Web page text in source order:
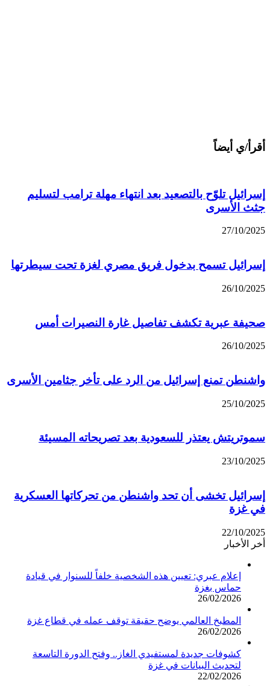
أقرأ/ي أيضاً
إسرائيل تلوّح بالتصعيد بعد انتهاء مهلة ترامب لتسليم
جثث الأسرى
27/10/2025
إسرائيل تسمح بدخول فريق مصري لغزة تحت سيطرتها
26/10/2025
صحيفة عبرية تكشف تفاصيل غارة النصيرات أمس
26/10/2025
واشنطن تمنع إسرائيل من الرد على تأخر جثامين الأسرى
25/10/2025
سموتريتش يعتذر للسعودية بعد تصريحاته المسيئة
23/10/2025
إسرائيل تخشى أن تحد واشنطن من تحركاتها العسكرية
في غزة
22/10/2025
أخر الأخبار
إعلام عبري: تعيين هذه الشخصية خلفاً للسنوار في قيادة
حماس بغزة
26/02/2026
المطبخ العالمي يوضح حقيقة توقف عمله في قطاع غزة
26/02/2026
كشوفات جديدة لمستفيدي الغاز.. وفتح الدورة التاسعة
لتحديث البيانات في غزة
22/02/2026